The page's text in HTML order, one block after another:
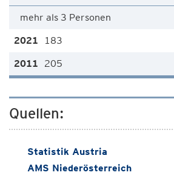
mehr als 3 Personen
183
205
Quellen:
Statistik Austria
AMS Niederösterreich